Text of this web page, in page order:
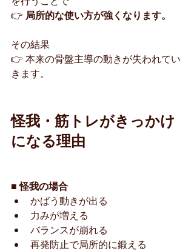
👉 局所的な使い方が強くなります。
その結果
👉 本来の骨盤主導の動きが失われてい
きます。
怪我・筋トレがきっかけ
になる理由
■ 怪我の場合
かばう動きが出る
力みが増える
バランスが崩れる
再発防止で局所的に鍛える